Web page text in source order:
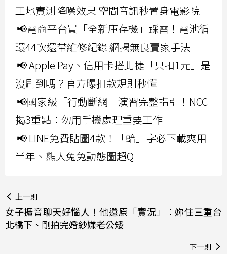
工地實測降噪效果 空間音訊秒置身電影院
📢電商平台買「全新庫存機」踩雷！電池循
環44次還帶維修紀錄 網揭無良賣家手法
📢 Apple Pay、信用卡搭北捷「只扣1元」是
沒刷到嗎？官方曝扣款規則秒懂
📢國家級「行動斷網」演習完整指引！NCC
揭3重點：勿用手機處理重要工作
📢 LINE免費貼圖4款！「蛤」字必下載爽用
半年、熊大兔兔動態圖超Q
上一則
女子擴音聊天好惱人！他還原「實況」：妳住三重台
北橋下、剛拍完婚紗嫌老公矮
下一則